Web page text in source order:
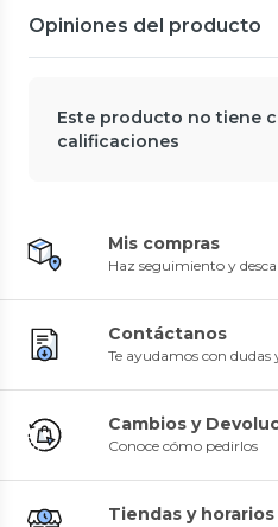
Opiniones del producto
Este producto no tiene
calificaciones
Mis compras
Haz seguimiento y
Contáctanos
Te ayudamos con dudas
Cambios y
Conoce cómo pedirlos
Tiendas y horarios